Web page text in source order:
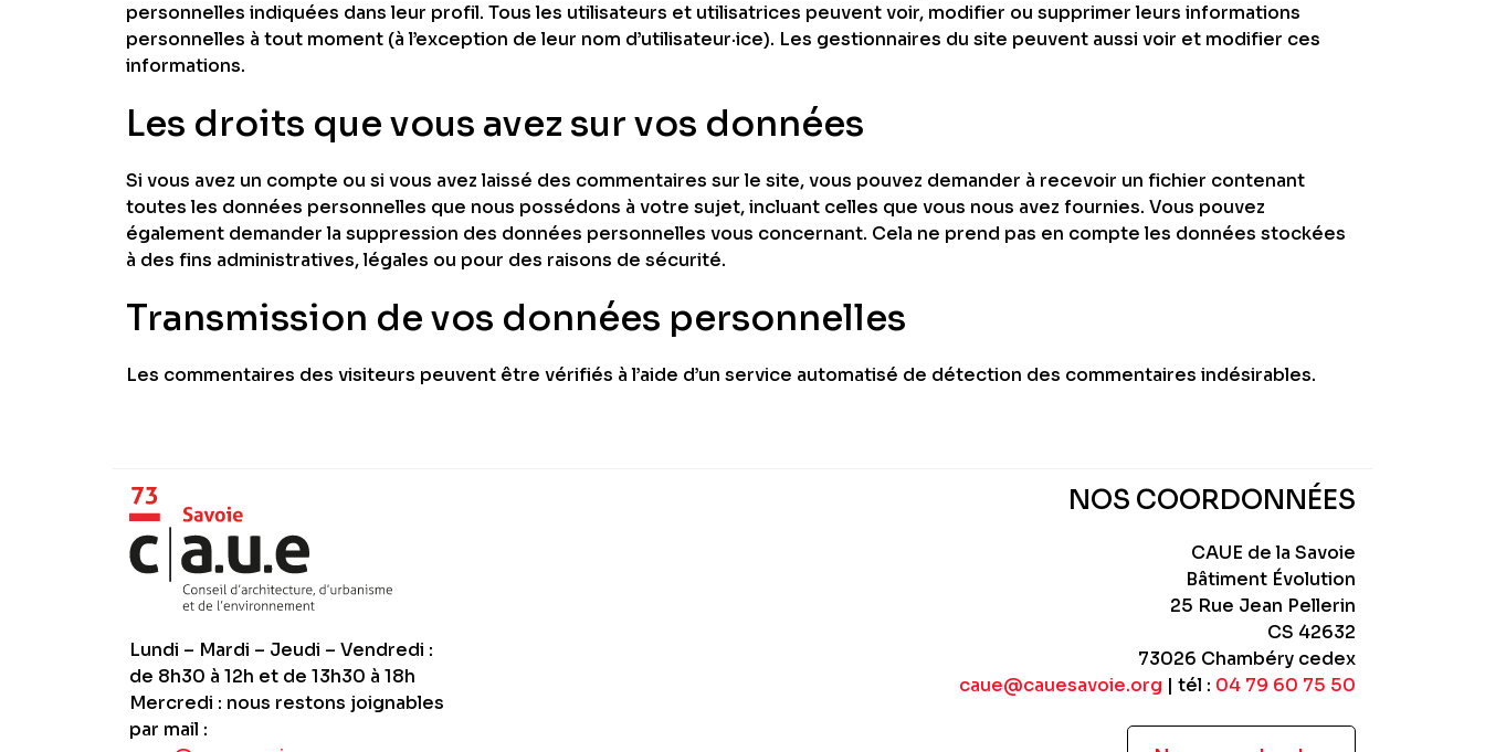
personnelles indiquées dans leur profil. Tous les utilisateurs et utilisatrices peuvent voir, modifier ou supprimer leurs informations
personnelles à tout moment (à l’exception de leur nom d’utilisateur·ice). Les gestionnaires du site peuvent aussi voir et modifier ces
informations.
Les droits que vous avez sur vos données
Si vous avez un compte ou si vous avez laissé des commentaires sur le site, vous pouvez demander à recevoir un fichier contenant
toutes les données personnelles que nous possédons à votre sujet, incluant celles que vous nous avez fournies. Vous pouvez
également demander la suppression des données personnelles vous concernant. Cela ne prend pas en compte les données stockées
à des fins administratives, légales ou pour des raisons de sécurité.
Transmission de vos données personnelles
Les commentaires des visiteurs peuvent être vérifiés à l’aide d’un service automatisé de détection des commentaires indésirables.
Lundi – Mardi – Jeudi – Vendredi :
de 8h30 à 12h et de 13h30 à 18h
Mercredi : nous restons joignables
par mail :
NOS COORDONNÉES
CAUE de la Savoie
Bâtiment Évolution
25 Rue Jean Pellerin
CS 42632
73026 Chambéry cedex
caue@cauesavoie.org | tél : 04 79 60 75 50